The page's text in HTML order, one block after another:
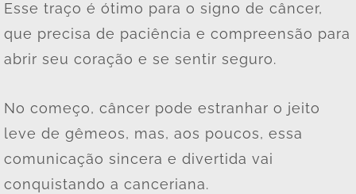
Esse traço é ótimo para o signo de câncer,
que precisa de paciência e compreensão para
abrir seu coração e se sentir seguro.
No começo, câncer pode estranhar o jeito
leve de gêmeos, mas, aos poucos, essa
comunicação sincera e divertida vai
conquistando a canceriana.